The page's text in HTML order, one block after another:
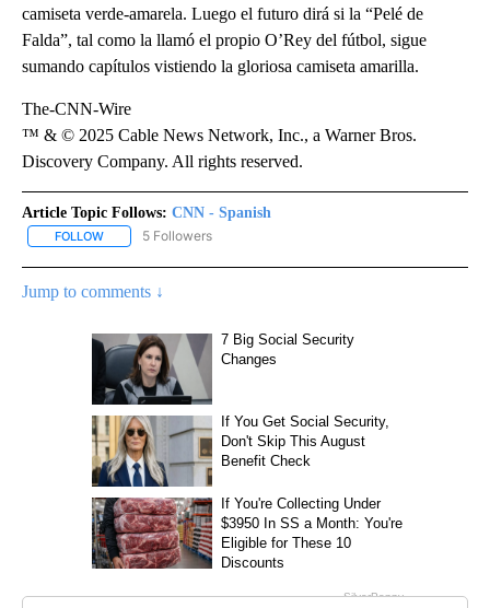
camiseta verde-amarela. Luego el futuro dirá si la “Pelé de
Falda”, tal como la llamó el propio O’Rey del fútbol, sigue
sumando capítulos vistiendo la gloriosa camiseta amarilla.
The-CNN-Wire
™ & © 2025 Cable News Network, Inc., a Warner Bros.
Discovery Company. All rights reserved.
Article Topic Follows: CNN - Spanish
FOLLOW FOLLOW "CNN - SPANISH" TO RECEIVE NOTIFICATIONS ABOUT
5 Followers
Jump to comments ↓